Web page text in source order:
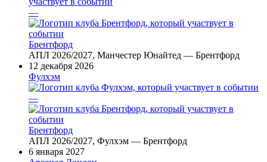
—
Брентфорд
АПЛ 2026/2027, Манчестер Юнайтед — Брентфорд
12 декабря 2026
Фулхэм
—
Брентфорд
АПЛ 2026/2027, Фулхэм — Брентфорд
6 января 2027